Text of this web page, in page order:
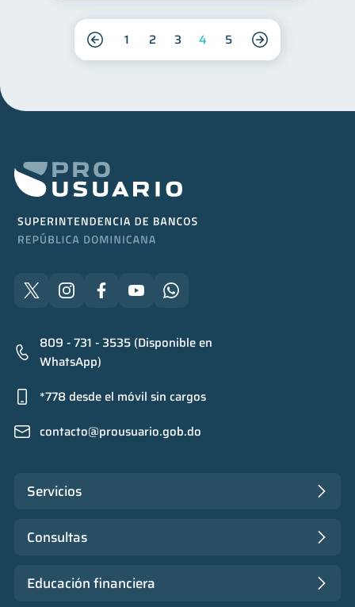
1 2 3 4 5
809 - 731 - 3535 (Disponible en
WhatsApp)
*778 desde el móvil sin cargos
contacto@prousuario.gob.do
Servicios
Consultas
Educación financiera